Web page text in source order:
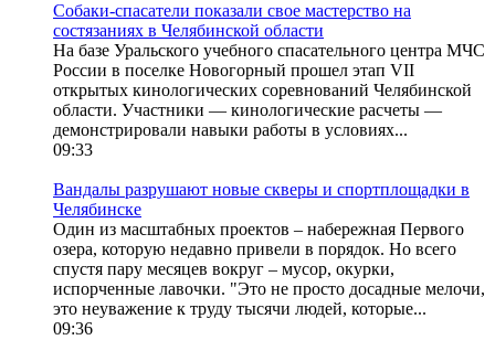
Собаки-спасатели показали свое мастерство на
состязаниях в Челябинской области
На базе Уральского учебного спасательного центра МЧС
России в поселке Новогорный прошел этап VII
открытых кинологических соревнований Челябинской
области. Участники — кинологические расчеты —
демонстрировали навыки работы в условиях...
09:33
Вандалы разрушают новые скверы и спортплощадки в
Челябинске
Один из масштабных проектов – набережная Первого
озера, которую недавно привели в порядок. Но всего
спустя пару месяцев вокруг – мусор, окурки,
испорченные лавочки. "Это не просто досадные мелочи,
это неуважение к труду тысячи людей, которые...
09:36